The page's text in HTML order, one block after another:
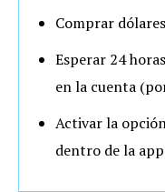
Comprar
Esperar 24
en la cuenta
Activar la
dentro de la app